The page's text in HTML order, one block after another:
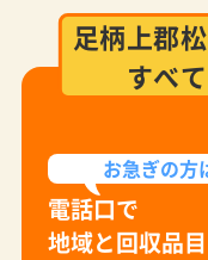
足柄上郡
すべ
お急ぎの方
電話口で
地域と回収品